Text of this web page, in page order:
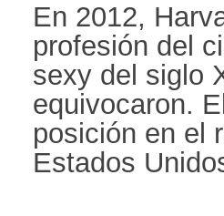
En 2012,
profesión del
sexy del siglo
equivocaron.
posición en el
Estados